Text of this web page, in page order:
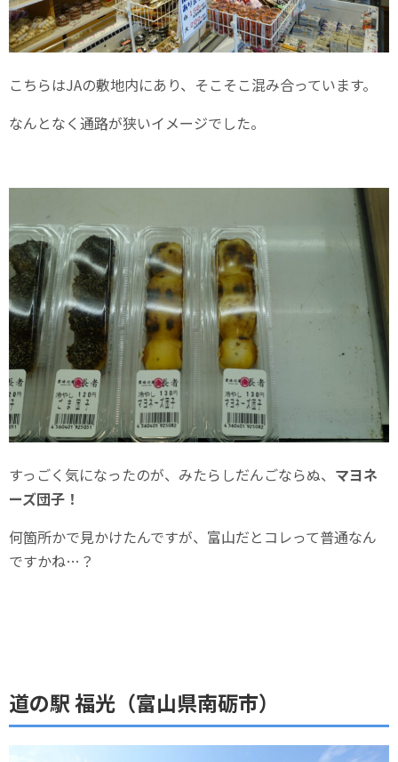
こちらはJAの敷地内にあり、そこそこ混み合っています。
なんとなく通路が狭いイメージでした。
すっごく気になったのが、みたらしだんごならぬ、 マヨネ
ーズ団子！
何箇所かで見かけたんですが、富山だとコレって普通なん
ですかね…？
道の駅 福光（富山県南砺市）